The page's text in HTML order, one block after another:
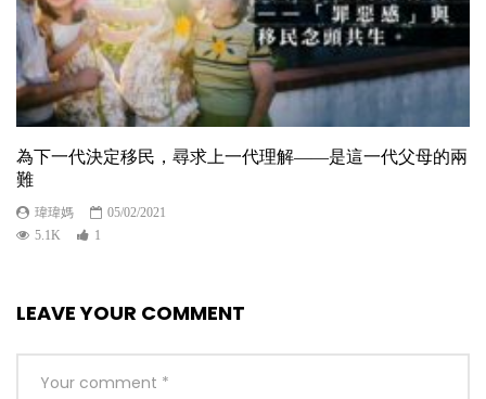
為下一代決定移民，尋求上一代理解——是這一代父母的兩
難
瑋瑋媽
05/02/2021
5.1K
1
LEAVE YOUR COMMENT